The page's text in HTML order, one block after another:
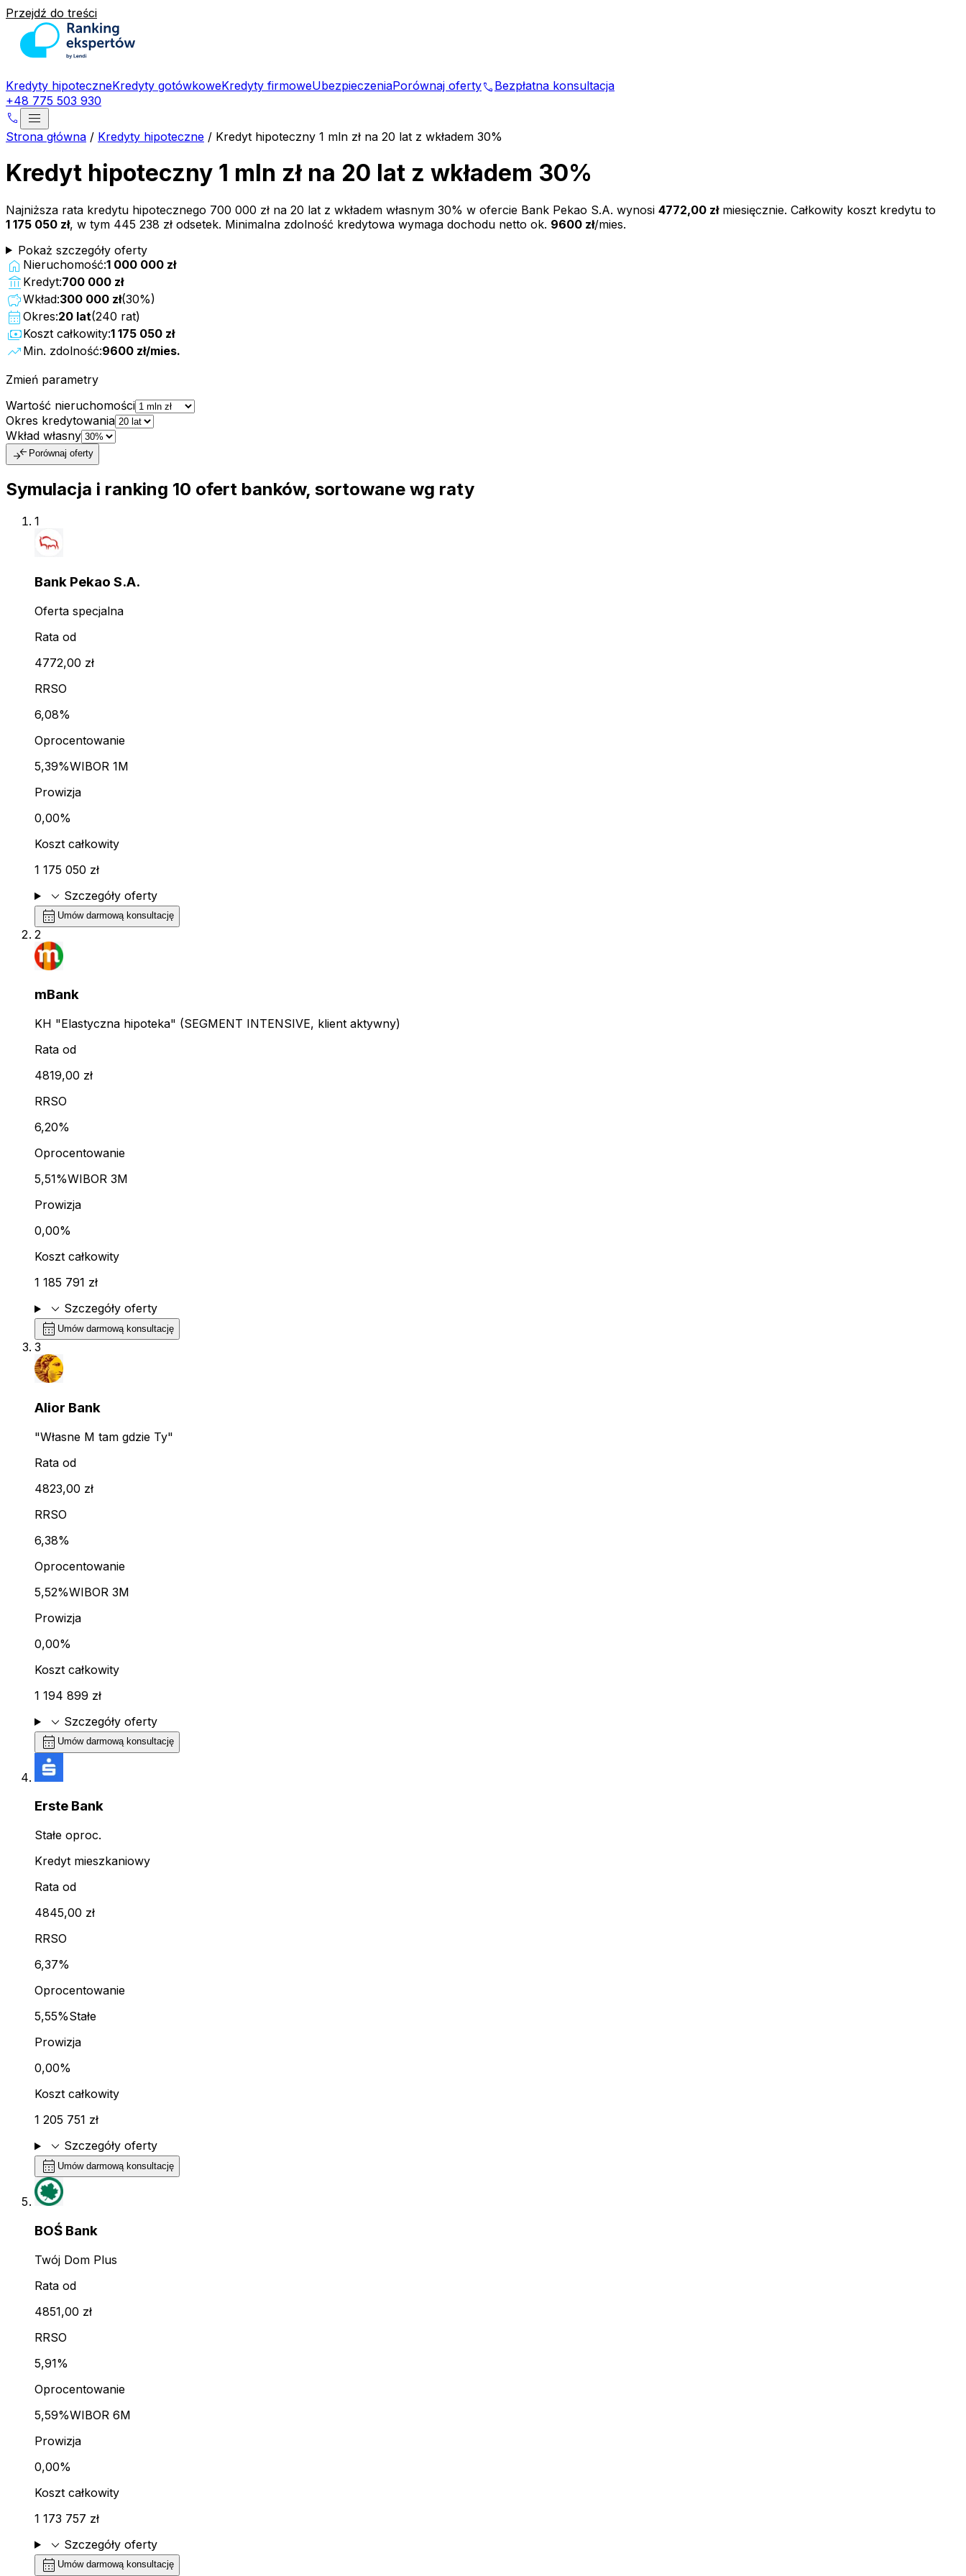
Przejdź do treści
Kredyty hipoteczneKredyty gotówkoweKredyty firmoweUbezpieczeniaPorównaj ofertyphone Bezpłatna konsultacja
+48 775 503 930
phone menu
Strona główna / Kredyty hipoteczne / Kredyt hipoteczny 1 mln zł na 20 lat z wkładem 30%
Kredyt hipoteczny 1 mln zł na 20 lat z wkładem 30%
Najniższa rata kredytu hipotecznego 700 000 zł na 20 lat z wkładem własnym 30% w ofercie Bank Pekao S.A. wynosi 4772,00 złmiesięcznie. Całkowity koszt kredytu to
1 175 050 zł, w tym 445 238 zł odsetek. Minimalna zdolność kredytowa wymaga dochodu netto ok. 9600 zł/mies.
Pokaż szczegóły oferty
home Nieruchomość:1 000 000 zł
account_balance Kredyt:700 000 zł
savingsWkład:300 000 zł(30%)
calendar_month Okres:20 lat(240 rat)
paymentsKoszt całkowity:1 175 050 zł
trending_up Min. zdolność:9600 zł/mies.
Zmień parametry
Wartość nieruchomości
Okres kredytowania
Wkład własny
compare_arrows Porównaj oferty
Symulacja i ranking 10 ofert banków, sortowane wg raty
1
Bank Pekao S.A.
Oferta specjalna
Rata od
4772,00 zł
RRSO
6,08%
Oprocentowanie
5,39%WIBOR 1M
Prowizja
0,00%
Koszt całkowity
1 175 050 zł
expand_more Szczegóły oferty
calendar_month Umów darmową konsultację
2
mBank
KH "Elastyczna hipoteka" (SEGMENT INTENSIVE, klient aktywny)
Rata od
4819,00 zł
RRSO
6,20%
Oprocentowanie
5,51%WIBOR 3M
Prowizja
0,00%
Koszt całkowity
1 185 791 zł
expand_more Szczegóły oferty
calendar_month Umów darmową konsultację
3
Alior Bank
"Własne M tam gdzie Ty"
Rata od
4823,00 zł
RRSO
6,38%
Oprocentowanie
5,52%WIBOR 3M
Prowizja
0,00%
Koszt całkowity
1 194 899 zł
expand_more Szczegóły oferty
calendar_month Umów darmową konsultację
Erste Bank
Stałe oproc.
Kredyt mieszkaniowy
Rata od
4845,00 zł
RRSO
6,37%
Oprocentowanie
5,55%Stałe
Prowizja
0,00%
Koszt całkowity
1 205 751 zł
expand_more Szczegóły oferty
calendar_month Umów darmową konsultację
BOŚ Bank
Twój Dom Plus
Rata od
4851,00 zł
RRSO
5,91%
Oprocentowanie
5,59%WIBOR 6M
Prowizja
0,00%
Koszt całkowity
1 173 757 zł
expand_more Szczegóły oferty
calendar_month Umów darmową konsultację